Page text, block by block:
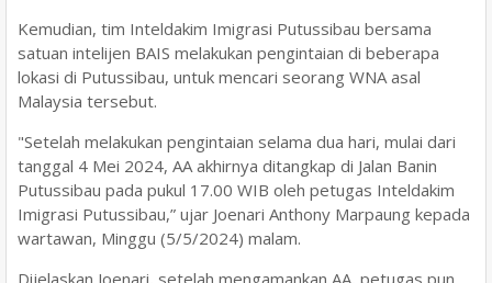
Kemudian, tim Inteldakim Imigrasi Putussibau bersama
satuan intelijen BAIS melakukan pengintaian di beberapa
lokasi di Putussibau, untuk mencari seorang WNA asal
Malaysia tersebut.
"Setelah melakukan pengintaian selama dua hari, mulai dari
tanggal 4 Mei 2024, AA akhirnya ditangkap di Jalan Banin
Putussibau pada pukul 17.00 WIB oleh petugas Inteldakim
Imigrasi Putussibau,” ujar Joenari Anthony Marpaung kepada
wartawan, Minggu (5/5/2024) malam.
Dijelaskan Joenari, setelah mengamankan AA, petugas pun